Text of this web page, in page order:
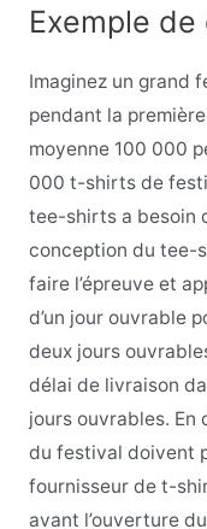
Exemple
Imaginez un grand
pendant la
moyenne 100 000
000 t-shirts de
tee-shirts a besoin
conception du tee-
faire l’épreuve et
d’un jour ouvrable
deux jours
délai de livraison
jours ouvrables. En
du festival doivent
fournisseur de t-
avant l’ouverture